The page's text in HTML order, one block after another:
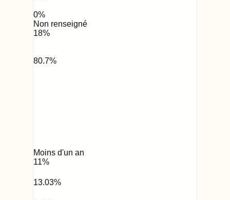
0%
Non renseigné
18%
80.7%
Moins d'un an
11%
13.03%